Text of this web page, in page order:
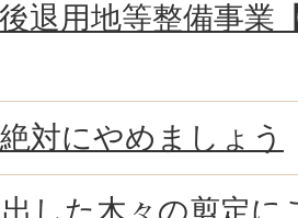
退用地等整備事業
対にやめましょう
した木々の剪定に